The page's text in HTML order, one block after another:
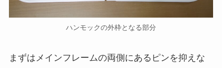
ハンモックの外枠となる部分
まずはメインフレームの両側にあるピンを抑えな